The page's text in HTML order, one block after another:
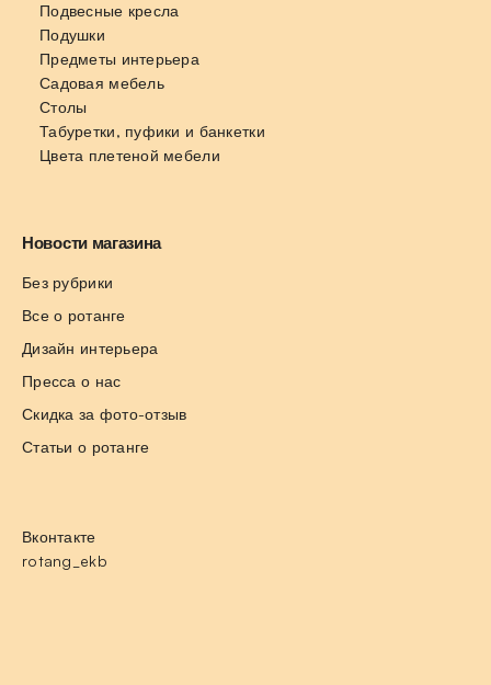
Подвесные кресла
Подушки
Предметы интерьера
Садовая мебель
Столы
Табуретки, пуфики и банкетки
Цвета плетеной мебели
Новости магазина
Без рубрики
Все о ротанге
Дизайн интерьера
Пресса о нас
Скидка за фото-отзыв
Статьи о ротанге
Вконтакте
rotang_ekb